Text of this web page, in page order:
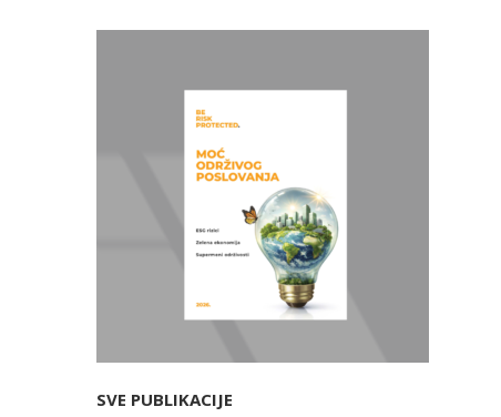
SVE PUBLIKACIJE